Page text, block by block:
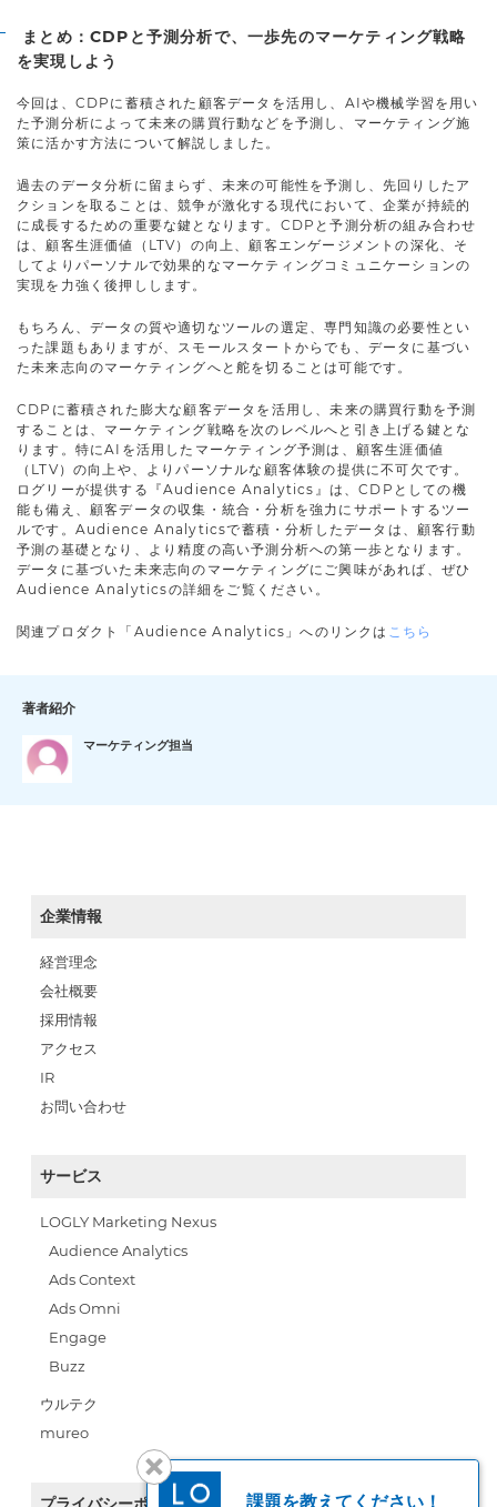
まとめ：CDPと予測分析で、一歩先のマーケティング戦略
を実現しよう
今回は、CDPに蓄積された顧客データを活用し、AIや機械学習を用い
た予測分析によって未来の購買行動などを予測し、マーケティング施
策に活かす方法について解説しました。
過去のデータ分析に留まらず、未来の可能性を予測し、先回りしたア
クションを取ることは、競争が激化する現代において、企業が持続的
に成長するための重要な鍵となります。CDPと予測分析の組み合わせ
は、顧客生涯価値（LTV）の向上、顧客エンゲージメントの深化、そ
してよりパーソナルで効果的なマーケティングコミュニケーションの
実現を力強く後押しします。
もちろん、データの質や適切なツールの選定、専門知識の必要性とい
った課題もありますが、スモールスタートからでも、データに基づい
た未来志向のマーケティングへと舵を切ることは可能です。
CDPに蓄積された膨大な顧客データを活用し、未来の購買行動を予測
することは、マーケティング戦略を次のレベルへと引き上げる鍵とな
ります。特にAIを活用したマーケティング予測は、顧客生涯価値
（LTV）の向上や、よりパーソナルな顧客体験の提供に不可欠です。
ログリーが提供する『Audience Analytics』は、CDPとしての機
能も備え、顧客データの収集・統合・分析を強力にサポートするツー
ルです。Audience Analyticsで蓄積・分析したデータは、顧客行動
予測の基礎となり、より精度の高い予測分析への第一歩となります。
データに基づいた未来志向のマーケティングにご興味があれば、ぜひ
Audience Analyticsの詳細をご覧ください。
関連プロダクト「Audience Analytics」へのリンクは こちら
著者紹介
マーケティング担当
企業情報
経営理念
会社概要
採用情報
アクセス
IR
お問い合わせ
サービス
LOGLY Marketing Nexus
Audience Analytics
Ads Context
Ads Omni
Engage
Buzz
ウルテク
mureo
課題を教えてください！